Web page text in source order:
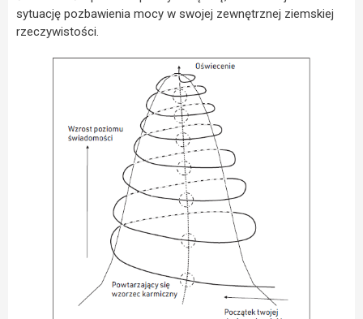
sytuację pozbawienia mocy w swojej zewnętrznej ziemskiej
rzeczywistości.